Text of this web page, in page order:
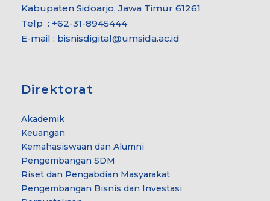
Kabupaten Sidoarjo, Jawa Timur 61261
Telp : +62-31-8945444
E-mail : bisnisdigital@umsida.ac.id
Direktorat
Akademik
Keuangan
Kemahasiswaan dan Alumni
Pengembangan SDM
Riset dan Pengabdian Masyarakat
Pengembangan Bisnis dan Investasi